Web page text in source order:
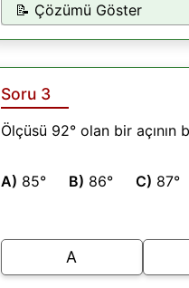
📝 Çözümü Göster
Soru 3
Ölçüsü 92° olan bir açının
A) 85° B) 86° C)
A